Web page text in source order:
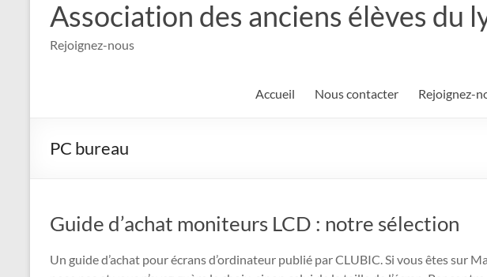
Association des anciens élèves du
Rejoignez-nous
Accueil Nous contacter Rejoignez-
PC bureau
Guide d’achat moniteurs LCD : notre sélection
Un guide d’achat pour écrans d’ordinateur publié par CLUBIC. Si vous êtes sur